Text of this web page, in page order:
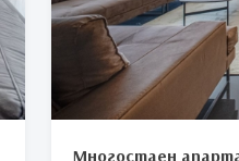
Многостаен